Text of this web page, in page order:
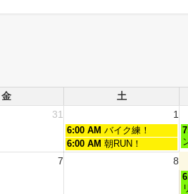
金 土
31 1
6:00 AM バイク練！
6:00 AM 朝RUN！
7 8